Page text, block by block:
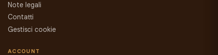
Note legali
Contatti
Gestisci cookie
ACCOUNT